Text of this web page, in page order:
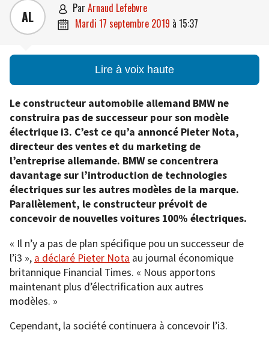
AL  par Arnaud Lefebvre
 mardi 17 septembre 2019 à 15:37
Lire à voix haute
Le constructeur automobile allemand BMW ne
construira pas de successeur pour son modèle
électrique i3. C’est ce qu’a annoncé Pieter Nota,
directeur des ventes et du marketing de
l’entreprise allemande. BMW se concentrera
davantage sur l’introduction de technologies
électriques sur les autres modèles de la marque.
Parallèlement, le constructeur prévoit de
concevoir de nouvelles voitures 100% électriques.
« Il n’y a pas de plan spécifique pou un successeur de
l’i3 », a déclaré Pieter Nota au journal économique
britannique Financial Times. « Nous apportons
maintenant plus d’électrification aux autres
modèles. »
Cependant, la société continuera à concevoir l’i3.